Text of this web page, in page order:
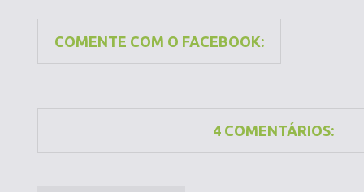
COMENTE COM O FACEBOOK:
4 COMENTÁRIOS: